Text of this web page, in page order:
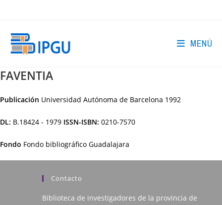
MENÚ
FAVENTIA
Publicación Universidad Autónoma de Barcelona 1992
DL: B.18424 - 1979 ISSN-ISBN: 0210-7570
Fondo Fondo bibliográfico Guadalajara
Contacto
Biblioteca de investigadores de la provincia de